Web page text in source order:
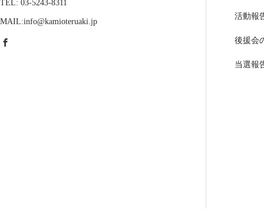
TEL: 03-5243-8311
MAIL:info@kamioteruaki.jp
活動報
後援会
当選報